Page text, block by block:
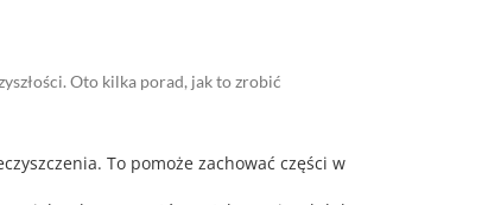
Oto kilka porad, jak to zrobić
To pomoże zachować części w